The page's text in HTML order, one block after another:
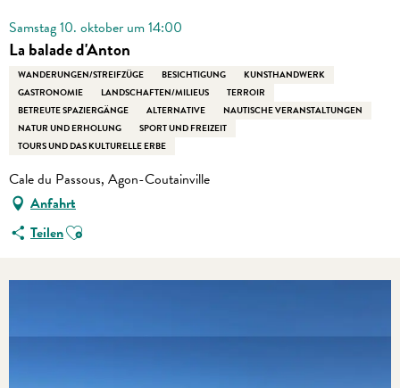
Samstag 10. oktober um 14:00
La balade d'Anton
WANDERUNGEN/STREIFZÜGE BESICHTIGUNG
KUNSTHANDWERK
GASTRONOMIE
LANDSCHAFTEN/MILIEUS
TERROIR
BETREUTE SPAZIERGÄNGE
ALTERNATIVE
NAUTISCHE VERANSTALTUNGEN
NATUR UND ERHOLUNG
SPORT UND FREIZEIT
TOURS UND DAS KULTURELLE ERBE
Cale du Passous, Agon-Coutainville
Anfahrt
TeilenAjouter aux favoris